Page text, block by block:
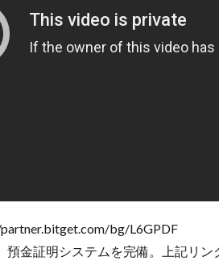
bg/L6GPDF
預金証明システムを完備。上記リ